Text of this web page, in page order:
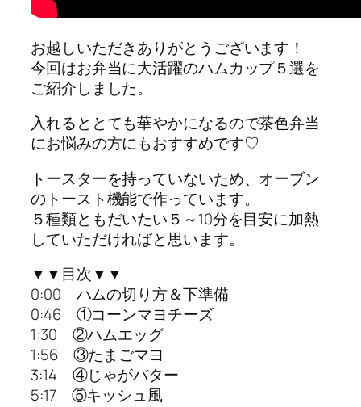
お越しいただきありがとうございます！
今回はお弁当に大活躍のハムカップ５選を
ご紹介しました。
入れるととても華やかになるので茶色弁当
にお悩みの方にもおすすめです♡
トースターを持っていないため、オーブン
のトースト機能で作っています。
５種類ともだいたい５～10分を目安に加熱
していただければと思います。
▼▼目次▼▼
0:00 ハムの切り方＆下準備
0:46 ①コーンマヨチーズ
1:30 ②ハムエッグ
1:56 ③たまごマヨ
3:14 ④じゃがバター
5:17 ⑤キッシュ風